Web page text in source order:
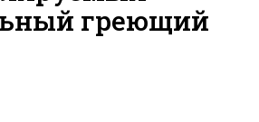
греющий